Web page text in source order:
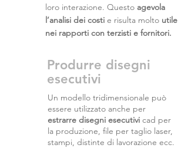
loro interazione. Questo agevola
l’analisi dei costi e risulta molto utile
nei rapporti con terzisti e fornitori.
Produrre disegni
esecutivi
Un modello tridimensionale può
essere utilizzato anche per
estrarre disegni esecutivi cad per
la produzione, file per taglio laser,
stampi, distinte di lavorazione ecc.